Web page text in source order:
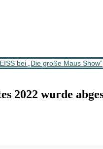
bei „Die große Maus Show“
2022 wurde